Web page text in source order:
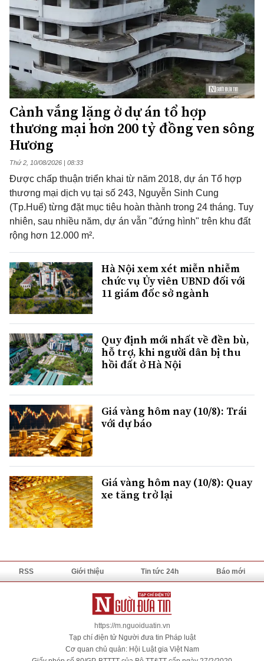
Cảnh vắng lặng ở dự án tổ hợp
thương mại hơn 200 tỷ đồng ven sông
Hương
Thứ 2, 10/08/2026 | 08:33
Được chấp thuận triển khai từ năm 2018, dự án Tổ hợp
thương mại dịch vụ tại số 243, Nguyễn Sinh Cung
(Tp.Huế) từng đặt mục tiêu hoàn thành trong 24 tháng. Tuy
nhiên, sau nhiều năm, dự án vẫn "đứng hình" trên khu đất
rộng hơn 12.000 m².
Hà Nội xem xét miễn nhiễm
chức vụ Ủy viên UBND đối với
11 giám đốc sở ngành
Quy định mới nhất về đền bù,
hỗ trợ, khi người dân bị thu
hồi đất ở Hà Nội
Giá vàng hôm nay (10/8): Trái
với dự báo
Giá vàng hôm nay (10/8): Quay
xe tăng trở lại
RSS Giới thiệu Tin tức 24h Báo mới
https://m.nguoiduatin.vn
Tạp chí điện tử Người đưa tin Pháp luật
Cơ quan chủ quản: Hội Luật gia Việt Nam